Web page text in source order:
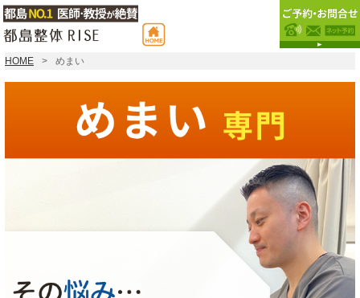
HOME めまい